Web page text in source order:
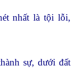
nhất là tội lỗi,
sự, dưới đất